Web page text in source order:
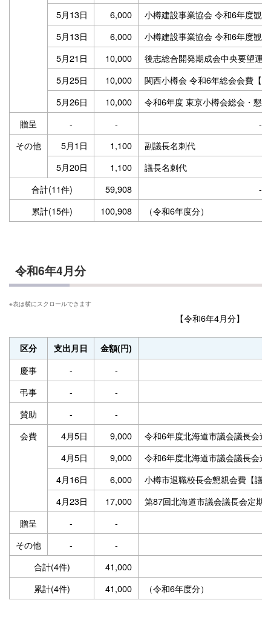
5月13日
6,000
小樽建設事業協会 令和6年度観
5月13日
6,000
小樽建設事業協会 令和6年度観
5月21日
10,000
後志総合開発期成会中央要望運
5月25日
10,000
関西小樽会 令和6年総会会費【
5月26日
10,000
令和6年度 東京小樽会総会・懇
贈呈
- -
-
その他
5月1日 1,100
副議長名刺代
5月20日
1,100
議長名刺代
合計(11件)
59,908
-
累計(15件)
100,908 （令和6年度分）
令和6年4月分
【令和6年4月分】
区分 支出月日 金額(円)
慶事 -
-
弔事
-
-
賛助
-
-
会費
4月5日 9,000
令和6年度北海道市議会議長会
4月5日
9,000
令和6年度北海道市議会議長会
4月16日
6,000
小樽市退職校長会懇親会費【議
4月23日
17,000
第87回北海道市議会議長会定期
贈呈
-
-
その他
-
-
合計(4件)
41,000
累計(4件)
41,000 （令和6年度分）